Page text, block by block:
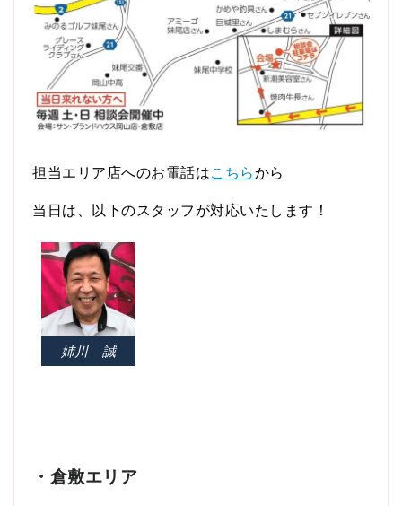
担当エリア店へのお電話はこちらから
当日は、以下のスタッフが対応いたします！
姉川 誠
・倉敷エリア